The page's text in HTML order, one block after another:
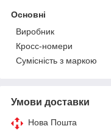
Основні
Виробник
Кросс-номери
Сумісність з маркою
Умови доставки
Нова Пошта